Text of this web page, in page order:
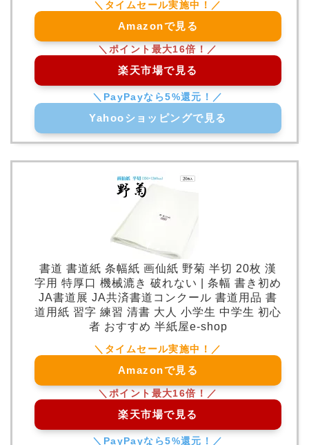
Amazonで見る
楽天市場で見る
Yahooショッピングで見る
書道 書道紙 条幅紙 画仙紙 野菊 半切 20枚 漢
字用 特厚口 機械漉き 破れない | 条幅 書き初め
JA書道展 JA共済書道コンクール 書道用品 書
道用紙 習字 練習 清書 大人 小学生 中学生 初心
者 おすすめ 半紙屋e-shop
Amazonで見る
楽天市場で見る